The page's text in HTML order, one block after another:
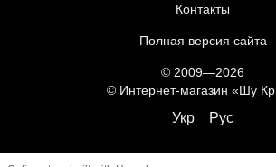
Контакты
Полная версия сайта
© 2009—2026
© Интернет-магазин «Шу
Укр Рус